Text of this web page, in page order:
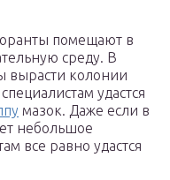
помещают в
среду. В
вырасти колонии
удастся
мазок. Даже если в
небольшое
все равно удастся